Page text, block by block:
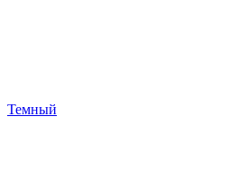
Темный